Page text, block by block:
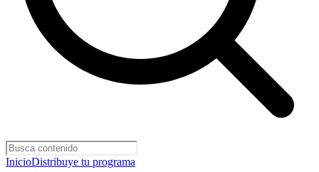
InicioDistribuye tu programa